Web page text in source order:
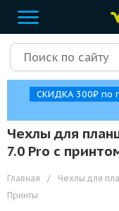
СКИДКА 300₽ по
Чехлы для
7.0 Pro с
Главная / Чехлы для
Принты